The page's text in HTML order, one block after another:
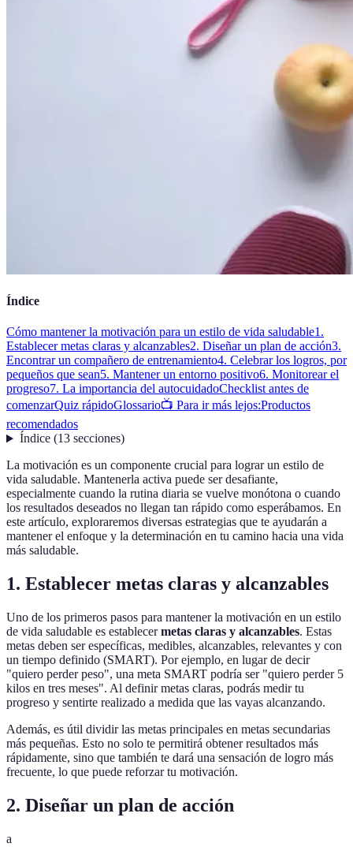
Índice
Cómo mantener la motivación para un estilo de vida saludable1.
Establecer metas claras y alcanzables2. Diseñar un plan de acción3.
Encontrar un compañero de entrenamiento4. Celebrar los logros, por
pequeños que sean5. Mantener un entorno positivo6. Monitorear el
progreso7. La importancia del autocuidadoChecklist antes de
comenzarQuiz rápidoGlossario📺 Para ir más lejos:Productos
recomendados
Índice(13 secciones)
La motivación es un componente crucial para lograr un estilo de
vida saludable. Mantenerla activa puede ser desafiante,
especialmente cuando la rutina diaria se vuelve monótona o cuando
los resultados deseados no llegan tan rápido como esperábamos. En
este artículo, exploraremos diversas estrategias que te ayudarán a
mantener el enfoque y la determinación en tu camino hacia una vida
más saludable.
1. Establecer metas claras y alcanzables
Uno de los primeros pasos para mantener la motivación en un estilo
de vida saludable es establecermetas claras y alcanzables. Estas
metas deben ser específicas, medibles, alcanzables, relevantes y con
un tiempo definido (SMART). Por ejemplo, en lugar de decir
"quiero perder peso", una meta SMART podría ser "quiero perder 5
kilos en tres meses". Al definir metas claras, podrás medir tu
progreso y sentirte realizado a medida que las vayas alcanzando.
Además, es útil dividir las metas principales en metas secundarias
más pequeñas. Esto no solo te permitirá obtener resultados más
rápidamente, sino que también te dará una sensación de logro más
frecuente, lo que puede reforzar tu motivación.
2. Diseñar un plan de acción
a